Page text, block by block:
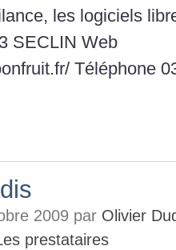
les logiciels
SECLIN Web
Téléphone
2009 par Olivier
prestataires